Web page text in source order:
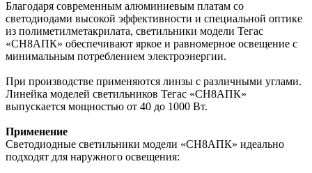
Благодаря современным алюминиевым платам со
светодиодами высокой эффективности и специальной оптике
из полиметилметакрилата, светильники модели Тегас
«СН8АПК» обеспечивают яркое и равномерное освещение с
минимальным потреблением электроэнергии.
При производстве применяются линзы с различными углами.
Линейка моделей светильников Тегас «СН8АПК»
выпускается мощностью от 40 до 1000 Вт.
Применение
Светодиодные светильники модели «СН8АПК» идеально
подходят для наружного освещения: